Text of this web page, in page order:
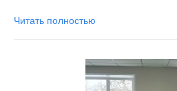
Читать полностью